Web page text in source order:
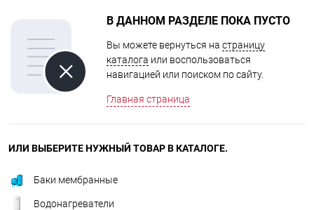
В ДАННОМ РАЗДЕЛЕ ПОКА ПУСТО
Вы можете вернуться на страницу
каталога или воспользоваться
навигацией или поиском по сайту.
Главная страница
ИЛИ ВЫБЕРИТЕ НУЖНЫЙ ТОВАР В КАТАЛОГЕ.
Баки мембранные
Водонагреватели